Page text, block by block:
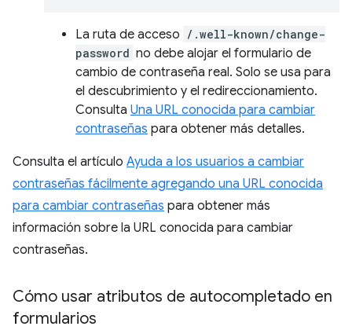
La ruta de acceso /.well-known/change-
password no debe alojar el formulario de
cambio de contraseña real. Solo se usa para
el descubrimiento y el redireccionamiento.
Consulta Una URL conocida para cambiar
contraseñas para obtener más detalles.
Consulta el artículo Ayuda a los usuarios a cambiar
contraseñas fácilmente agregando una URL conocida
para cambiar contraseñas para obtener más
información sobre la URL conocida para cambiar
contraseñas.
Cómo usar atributos de autocompletado en
formularios